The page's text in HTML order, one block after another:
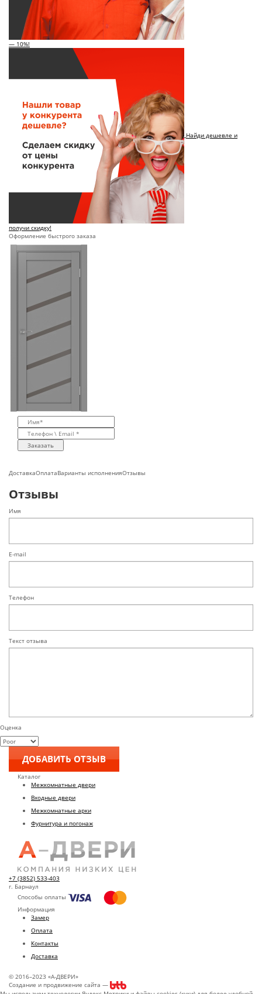
— 10%!
Найди дешевле и
получи скидку!
Оформление быстрого заказа
Заказать
ДоставкаОплатаВарианты исполненияОтзывы
Отзывы
Имя
E-mail
Телефон
Текст отзыва
Оценка
Каталог
Межкомнатные двери
Входные двери
Межкомнатные арки
Фурнитура и погонаж
+7 (3852) 533-403
г. Барнаул
Способы оплаты
Информация
Замер
Оплата
Контакты
Доставка
© 2016–2023 «А-ДВЕРИ»
Создание и продвижение сайта —